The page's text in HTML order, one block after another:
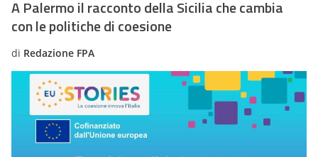
A Palermo il racconto della Sicilia che cambia
con le politiche di coesione
di Redazione FPA